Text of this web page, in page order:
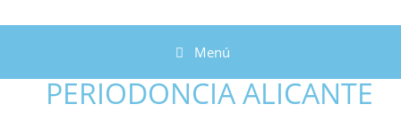
Menú
PERIODONCIA ALICANTE